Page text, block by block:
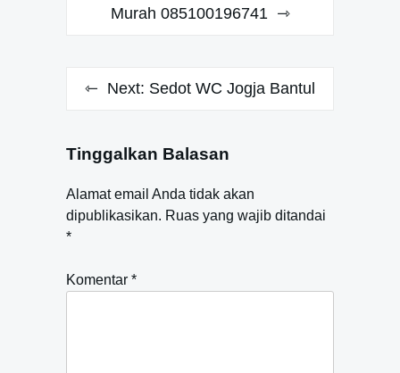
Murah 085100196741
Next: Sedot WC Jogja Bantul
Tinggalkan Balasan
Alamat email Anda tidak akan
dipublikasikan. Ruas yang wajib ditandai
*
Komentar *